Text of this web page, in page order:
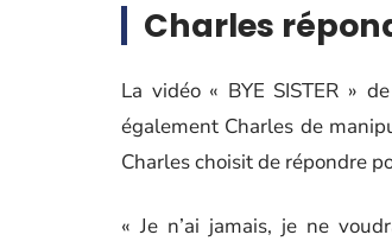
Charles
La vidéo « BYE SISTER »
également Charles de
Charles choisit de répondre
« Je n’ai jamais, je ne